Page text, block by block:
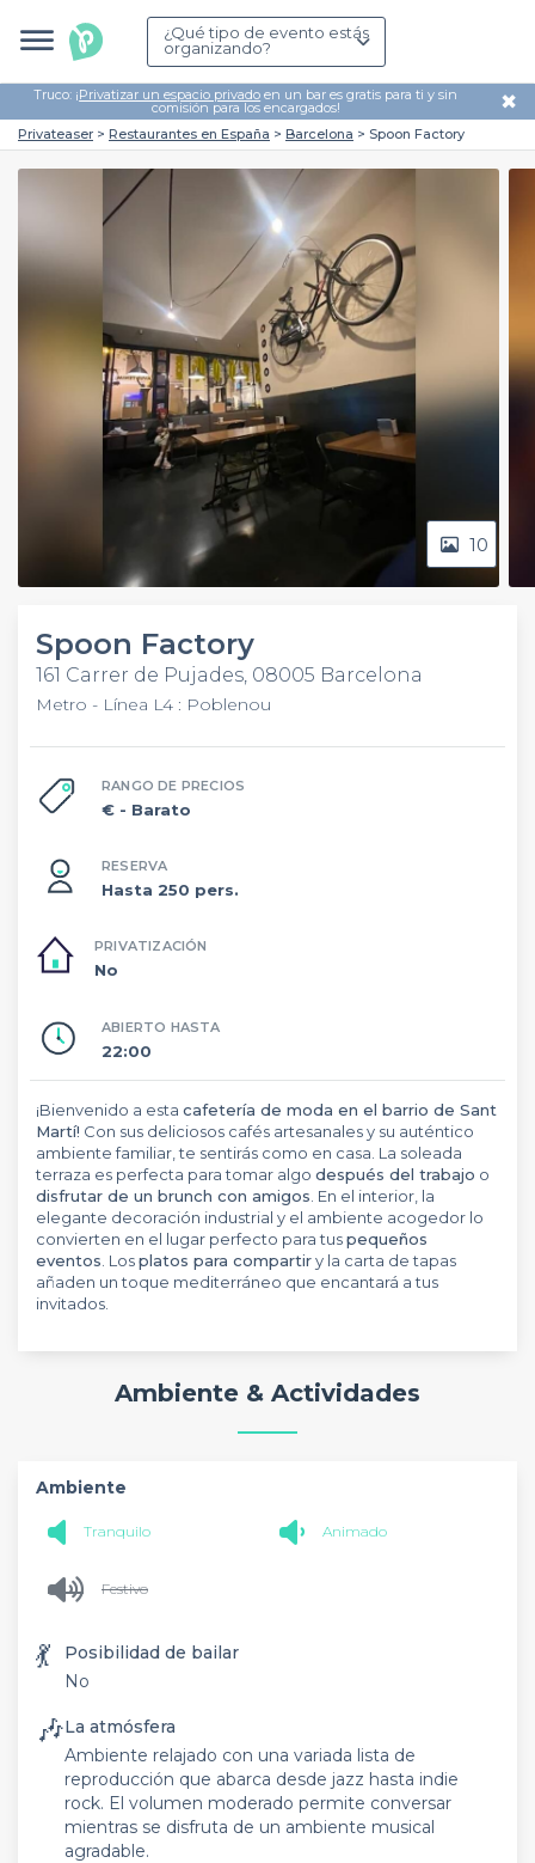
¿Qué tipo de evento estás
organizando?
Truco: ¡Privatizar un espacio privado en un bar es gratis para ti y sin
comisión para los encargados! ✖
Privateaser Restaurantes en España Barcelona Spoon Factory
10
Spoon Factory
161 Carrer de Pujades, 08005 Barcelona
Metro - Línea L4 : Poblenou
RANGO DE PRECIOS
€ - Barato
RESERVA
Hasta 250 pers.
PRIVATIZACIÓN
No
ABIERTO HASTA
22:00
¡Bienvenido a esta cafetería de moda en el barrio de Sant
Martí! Con sus deliciosos cafés artesanales y su auténtico
ambiente familiar, te sentirás como en casa. La soleada
terraza es perfecta para tomar algo después del trabajo o
disfrutar de un brunch con amigos . En el interior, la
elegante decoración industrial y el ambiente acogedor lo
convierten en el lugar perfecto para tuspequeños
eventos . Losplatos para compartiry la carta de tapas
añaden un toque mediterráneo que encantará a tus
invitados.
Ambiente & Actividades
Ambiente
Tranquilo Animado
Festivo
💃
Posibilidad de bailar
No
🎶La atmósfera
Ambiente relajado con una variada lista de
reproducción que abarca desde jazz hasta indie
rock. El volumen moderado permite conversar
mientras se disfruta de un ambiente musical
agradable.